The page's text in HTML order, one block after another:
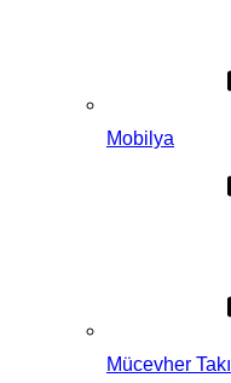
Mobilya
Mücevher Takı